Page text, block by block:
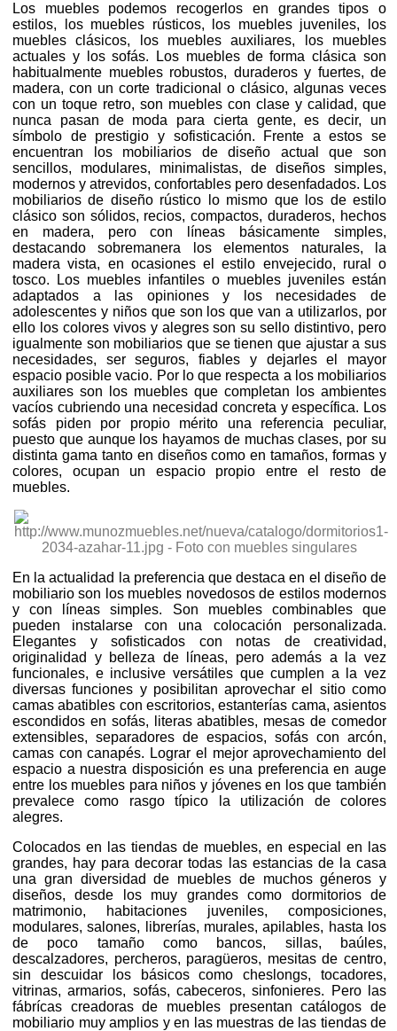
Los muebles podemos recogerlos en grandes tipos o
estilos, los muebles rústicos, los muebles juveniles, los
muebles clásicos, los muebles auxiliares, los muebles
actuales y los sofás. Los muebles de forma clásica son
habitualmente muebles robustos, duraderos y fuertes, de
madera, con un corte tradicional o clásico, algunas veces
con un toque retro, son muebles con clase y calidad, que
nunca pasan de moda para cierta gente, es decir, un
símbolo de prestigio y sofisticación. Frente a estos se
encuentran los mobiliarios de diseño actual que son
sencillos, modulares, minimalistas, de diseños simples,
modernos y atrevidos, confortables pero desenfadados. Los
mobiliarios de diseño rústico lo mismo que los de estilo
clásico son sólidos, recios, compactos, duraderos, hechos
en madera, pero con líneas básicamente simples,
destacando sobremanera los elementos naturales, la
madera vista, en ocasiones el estilo envejecido, rural o
tosco. Los muebles infantiles o muebles juveniles están
adaptados a las opiniones y los necesidades de
adolescentes y niños que son los que van a utilizarlos, por
ello los colores vivos y alegres son su sello distintivo, pero
igualmente son mobiliarios que se tienen que ajustar a sus
necesidades, ser seguros, fiables y dejarles el mayor
espacio posible vacio. Por lo que respecta a los mobiliarios
auxiliares son los muebles que completan los ambientes
vacíos cubriendo una necesidad concreta y específica. Los
sofás piden por propio mérito una referencia peculiar,
puesto que aunque los hayamos de muchas clases, por su
distinta gama tanto en diseños como en tamaños, formas y
colores, ocupan un espacio propio entre el resto de
muebles.
En la actualidad la preferencia que destaca en el diseño de
mobiliario son los muebles novedosos de estilos modernos
y con líneas simples. Son muebles combinables que
pueden instalarse con una colocación personalizada.
Elegantes y sofisticados con notas de creatividad,
originalidad y belleza de líneas, pero además a la vez
funcionales, e inclusive versátiles que cumplen a la vez
diversas funciones y posibilitan aprovechar el sitio como
camas abatibles con escritorios, estanterías cama, asientos
escondidos en sofás, literas abatibles, mesas de comedor
extensibles, separadores de espacios, sofás con arcón,
camas con canapés. Lograr el mejor aprovechamiento del
espacio a nuestra disposición es una preferencia en auge
entre los muebles para niños y jóvenes en los que también
prevalece como rasgo típico la utilización de colores
alegres.
Colocados en las tiendas de muebles, en especial en las
grandes, hay para decorar todas las estancias de la casa
una gran diversidad de muebles de muchos géneros y
diseños, desde los muy grandes como dormitorios de
matrimonio, habitaciones juveniles, composiciones,
modulares, salones, librerías, murales, apilables, hasta los
de poco tamaño como bancos, sillas, baúles,
descalzadores, percheros, paragüeros, mesitas de centro,
sin descuidar los básicos como cheslongs, tocadores,
vitrinas, armarios, sofás, cabeceros, sinfonieres. Pero las
fábrícas creadoras de muebles presentan catálogos de
mobiliario muy amplios y en las muestras de las tiendas de